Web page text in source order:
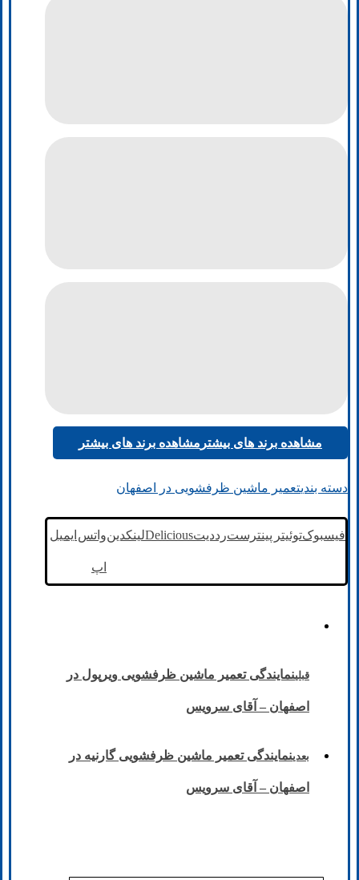
مشاهده برند های بیشتر مشاهده برند های بیشتر
دسته بندیتعمیر ماشین ظرفشویی در اصفهان
فیسبوکتوئیتر پینترسترددیتDeliciousلینکدینواتس
اپ
ایمیل
قبلینمایندگی تعمیر ماشین ظرفشویی ویرپول در
اصفهان – آقای سرویس
بعدینمایندگی تعمیر ماشین ظرفشویی گارنیه در
اصفهان – آقای سرویس